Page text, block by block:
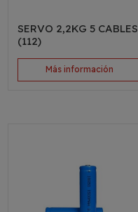
SERVO 2,2KG 5 CABLES
(112)
Más información